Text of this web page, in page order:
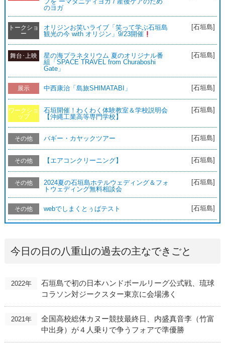
のヨガ
トークショ
ー
オリジンお笑いライブ「笑って学ぶ石垣島
観光の今 with オリジン」9/23開催
[石垣島]
舞台･上映
星の海プラネタリウム 夏のオリジナル番
組「SPACE TRAVEL from Churaboshi
Gate」
[石垣島]
展示 中西康治「島旅SHIMATABI」 [石垣島]
ワークショ
ップ
石垣開催！わくわく体験教室＆学校説明会
【沖縄工業高等専門学校】
[石垣島]
その他 バギー・カヤックツアー [石垣島]
その他 【エアコンクリーニング】 [石垣島]
その他
2024夏の石垣島ホテルウェディング＆フォ
トウェディング無料相談会
[石垣島]
その他 webでしまくとぅばテスト [石垣島]
今日の日の八重山の過去の主なできごと
2022年
石垣島で初の日本ハンドボールリーグ公式戦、琉球
コラソン対ジークスター東京に会場沸く
2021年
全国高校総体カヌー競技最終日、内盛真音李（竹富
中出身）が４人乗りで争うフォアで準優勝